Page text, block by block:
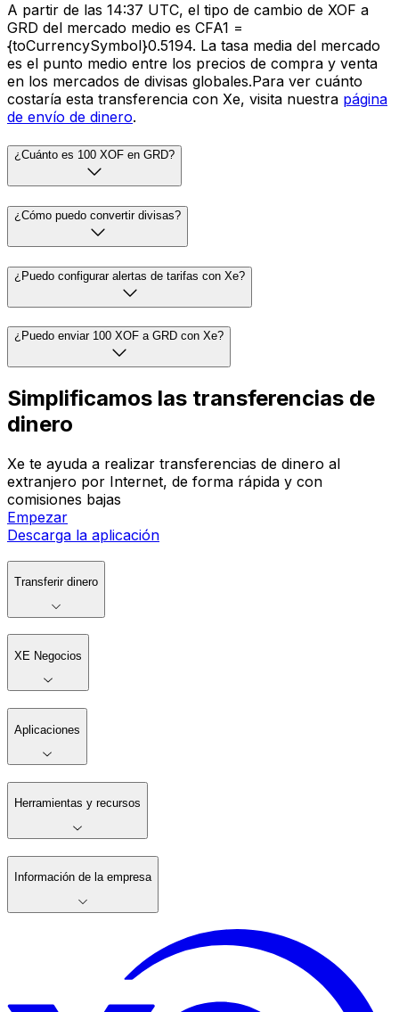
A partir de las 14:37 UTC, el tipo de cambio de XOF a
GRD del mercado medio es CFA1 =
{toCurrencySymbol}0.5194. La tasa media del mercado
es el punto medio entre los precios de compra y venta
en los mercados de divisas globales.Para ver cuánto
costaría esta transferencia con Xe, visita nuestra página
de envío de dinero.
¿Cuánto es 100 XOF en GRD?
¿Cómo puedo convertir divisas?
¿Puedo configurar alertas de tarifas con Xe?
¿Puedo enviar 100 XOF a GRD con Xe?
Simplificamos las transferencias de
dinero
Xe te ayuda a realizar transferencias de dinero al
extranjero por Internet, de forma rápida y con
comisiones bajas
Empezar
Descarga la aplicación
Transferir dinero
XE Negocios
Aplicaciones
Herramientas y recursos
Información de la empresa